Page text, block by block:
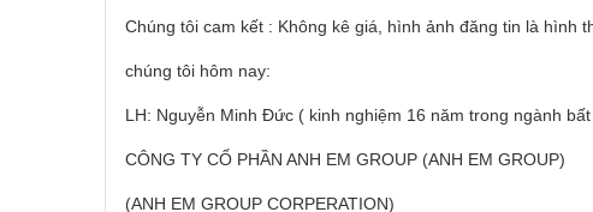
Chúng tôi cam kết : Không kê giá, hình ảnh đăng tin là hình
chúng tôi hôm nay:
LH: Nguyễn Minh Đức ( kinh nghiệm 16 năm trong ngành
CÔNG TY CỔ PHẦN ANH EM GROUP (ANH EM GROUP)
(ANH EM GROUP CORPERATION)